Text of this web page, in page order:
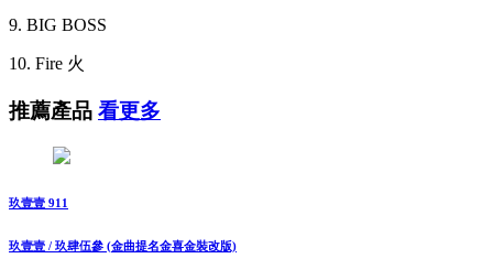
9. BIG BOSS
10. Fire 火
推薦產品 看更多
玖壹壹 911
玖壹壹 / 玖肆伍參 (金曲提名金喜金裝改版)